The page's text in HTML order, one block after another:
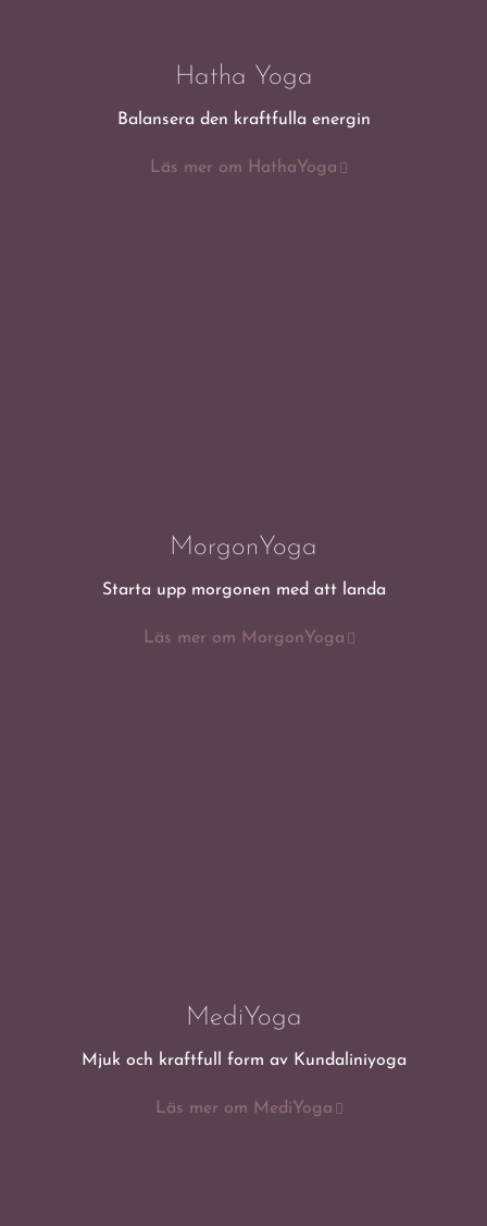
Hatha Yoga
Balansera den kraftfulla energin
Läs mer om HathaYoga
MorgonYoga
Starta upp morgonen med att landa
Läs mer om MorgonYoga
MediYoga
Mjuk och kraftfull form av Kundaliniyoga
Läs mer om MediYoga